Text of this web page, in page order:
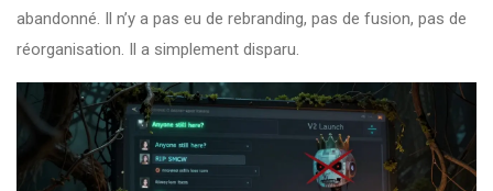
abandonné. Il n’y a pas eu de rebranding, pas de fusion, pas de
réorganisation. Il a simplement disparu.